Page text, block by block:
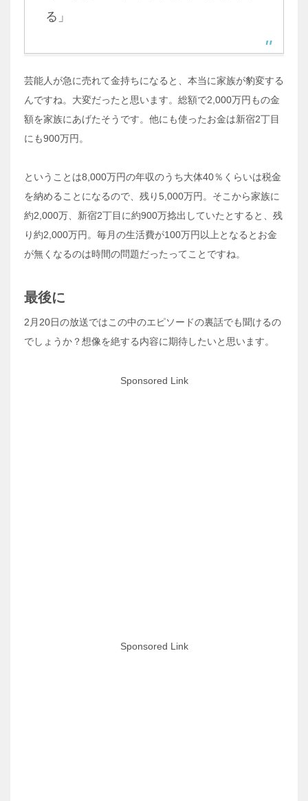
る」
芸能人が急に売れて金持ちになると、本当に家族が豹変する
んですね。大変だったと思います。総額で2,000万円もの金
額を家族にあげたそうです。他にも使ったお金は新宿2丁目
にも900万円。
ということは8,000万円の年収のうち大体40％くらいは税金
を納めることになるので、残り5,000万円。そこから家族に
約2,000万、新宿2丁目に約900万捻出していたとすると、残
り約2,000万円。毎月の生活費が100万円以上となるとお金
が無くなるのは時間の問題だったってことですね。
最後に
2月20日の放送ではこの中のエピソードの裏話でも聞けるの
でしょうか？想像を絶する内容に期待したいと思います。
Sponsored Link
Sponsored Link